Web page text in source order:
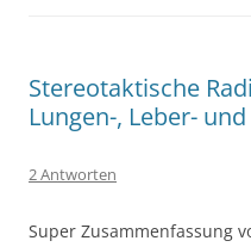
Stereotaktische
Lungen-, Leber-
2 Antworten
Super Zusammenfassung